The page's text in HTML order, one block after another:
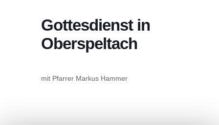
Gottesdienst in
Oberspeltach
mit Pfarrer Markus Hammer